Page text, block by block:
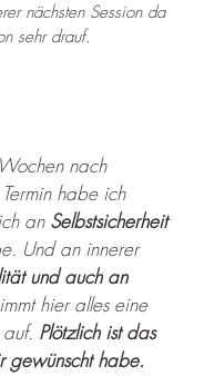
nächsten Session da
sehr drauf.
nach
habe ich
an Selbstsicherheit
Und an innerer
und auch an
hier alles eine
Plötzlich ist das
gewünscht habe.